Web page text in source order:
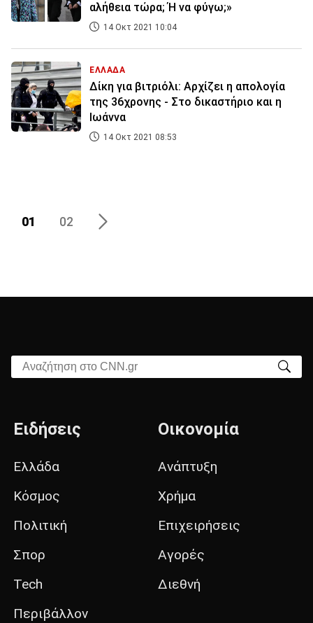
αλήθεια τώρα; Ή να φύγω;»
14 Οκτ 2021 10:04
ΕΛΛΑΔΑ
Δίκη για βιτριόλι: Αρχίζει η απολογία
της 36χρονης - Στο δικαστήριο και η
Ιωάννα
14 Οκτ 2021 08:53
01 02
Αναζήτηση στο CNN.gr
Ειδήσεις
Ελλάδα
Κόσμος
Πολιτική
Σπορ
Tech
Περιβάλλον
Οικονομία
Ανάπτυξη
Χρήμα
Επιχειρήσεις
Αγορές
Διεθνή